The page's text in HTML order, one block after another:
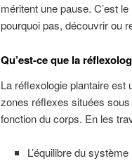
méritent une pause. C’est
pourquoi pas, découvrir ou
Qu’est-ce que la
La réflexologie plantaire est
zones réflexes situées
fonction du corps. En les
L’équilibre du